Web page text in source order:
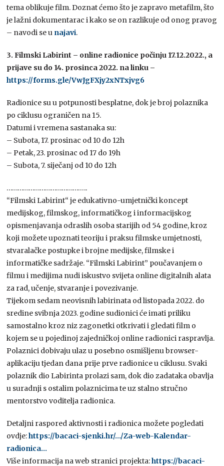
tema oblikuje film. Doznat ćemo što je zapravo metafilm, što
je lažni dokumentarac i kako se on razlikuje od onog pravog
– navodi se u najavi.
3. Filmski Labirint – online radionice počinju 17.12.2022., a
prijave su do 14. prosinca 2022. na linku –
https://forms.gle/VwJgFXjy2xNTxjvg6
Radionice su u potpunosti besplatne, dok je broj polaznika
po ciklusu ograničen na 15.
Datumi i vremena sastanaka su:
– Subota, 17. prosinac od 10 do 12h
– Petak, 23. prosinac od 17 do 19h
– Subota, 7. siječanj od 10 do 12h
……………………………………..
“Filmski Labirint“ je edukativno-umjetnički koncept
medijskog, filmskog, informatičkog i informacijskog
opismenjavanja odraslih osoba starijih od 54 godine, kroz
koji možete upoznati teoriju i praksu filmske umjetnosti,
stvaralačke postupke i brojne medijske, filmske i
informatičke sadržaje. “Filmski Labirint” poučavanjem o
filmu i medijima nudi iskustvo svijeta online digitalnih alata
za rad, učenje, stvaranje i povezivanje.
Tijekom sedam neovisnih labirinata od listopada 2022. do
sredine svibnja 2023. godine sudionici će imati priliku
samostalno kroz niz zagonetki otkrivati i gledati film o
kojem se u pojedinoj zajedničkoj online radionici raspravlja.
Polaznici dobivaju ulaz u posebno osmišljenu browser-
aplikaciju tjedan dana prije prve radionice u ciklusu. Svaki
polaznik dio Labirinta prolazi sam, dok dio zadataka obavlja
u suradnji s ostalim polaznicima te uz stalno stručno
mentorstvo voditelja radionica.
Detaljni raspored aktivnosti i radionica možete pogledati
ovdje:https://bacaci-sjenki.hr/…/Za-web-Kalendar-
radionica…
Više informacija na web stranici projekta:https://bacaci-